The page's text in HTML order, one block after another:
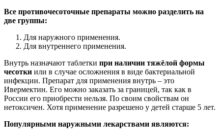
Все противочесоточные препараты можно разделить на
две группы:
Для наружного применения.
Для внутреннего применения.
Внутрь назначают таблетки при наличии тяжёлой формы
чесотки или в случае осложнения в виде бактериальной
инфекции. Препарат для применения внутрь – это
Ивермектин. Его можно заказать за границей, так как в
России его приобрести нельзя. По своим свойствам он
нетоксичен. Хотя применение разрешено у детей старше 5 лет.
Популярными наружными лекарствами являются: